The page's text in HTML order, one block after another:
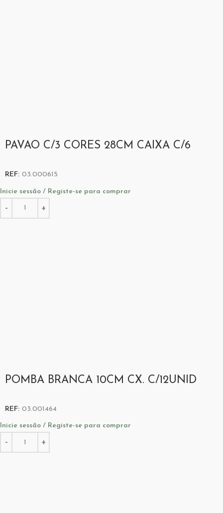
PAVAO C/3 CORES 28CM CAIXA C/6
REF: 03.000615
Inicie sessão / Registe-se para comprar
POMBA BRANCA 10CM CX. C/12UNID
REF: 03.001464
Inicie sessão / Registe-se para comprar